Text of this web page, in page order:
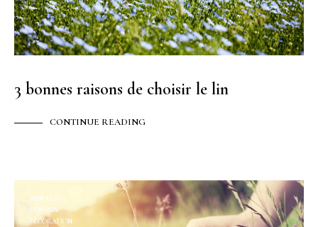
3 bonnes raisons de choisir le lin
CONTINUE READING
BIEN-ÊTRE
COUSSIN
DÉCORATION